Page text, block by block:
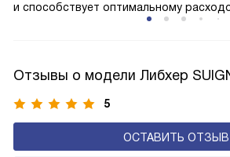
и способствует оптимальному
камеры.
Отзывы о модели Либхер
5
ОСТАВИТЬ ОТЗЫВ